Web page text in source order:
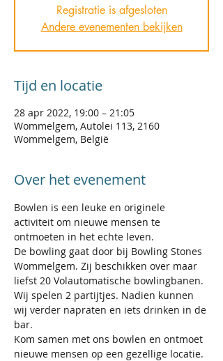
Registratie is afgesloten
Andere evenementen bekijken
Tijd en locatie
28 apr 2022, 19:00 – 21:05
Wommelgem, Autolei 113, 2160
Wommelgem, België
Over het evenement
Bowlen is een leuke en originele
activiteit om nieuwe mensen te
ontmoeten in het echte leven.
De bowling gaat door bij Bowling Stones
Wommelgem. Zij beschikken over maar
liefst 20 Volautomatische bowlingbanen.
Wij spelen 2 partijtjes. Nadien kunnen
wij verder napraten en iets drinken in de
bar.
Kom samen met ons bowlen en ontmoet
nieuwe mensen op een gezellige locatie.